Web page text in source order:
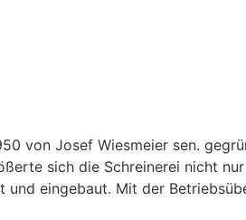
von Josef Wiesmeier sen.
sich die Schreinerei nicht
eingebaut. Mit der